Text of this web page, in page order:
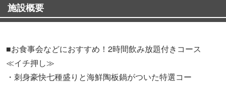
施設概要
■お食事会などにおすすめ！2時間飲み放題付きコース
≪イチ押し≫
・刺身豪快七種盛りと海鮮陶板鍋がついた特選コー